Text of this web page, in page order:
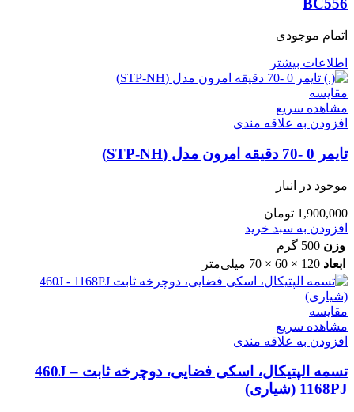
BC556
اتمام موجودی
اطلاعات بیشتر
مقایسه
مشاهده سریع
افزودن به علاقه مندی
تایمر 0 -70 دقیقه امرون مدل (STP-NH)
موجود در انبار
1,900,000 تومان
افزودن به سبد خرید
وزن 500 گرم
ابعاد 120 × 60 × 70 میلی‌متر
مقایسه
مشاهده سریع
افزودن به علاقه مندی
تسمه الپتیکال، اسکی فضایی، دوچرخه ثابت 460J –
1168PJ (شیاری)